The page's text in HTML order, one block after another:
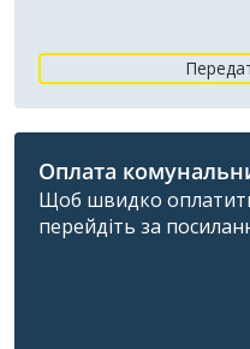
Оплата
Щоб швидко
перейдіть за